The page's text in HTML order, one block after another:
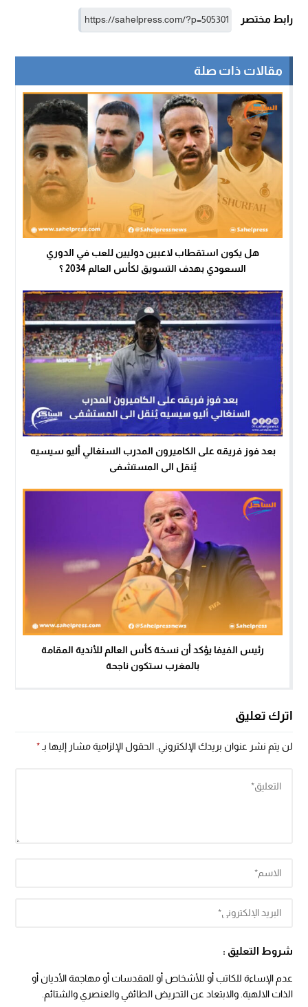
رابط مختصر
مقالات ذات صلة
هل يكون استقطاب لاعبين دوليين للعب في الدوري
السعودي بهدف التسويق لكأس العالم 2034 ؟
بعد فوز فريقه على الكاميرون المدرب السنغالي أليو سيسيه
يُنقل الى المستشفى
رئيس الفيفا يؤكد أن نسخة كأس العالم للأندية المقامة
بالمغرب ستكون ناجحة
اترك تعليق
لن يتم نشر عنوان بريدك الإلكتروني. الحقول الإلزامية مشار إليها بـ*
شروط التعليق :
عدم الإساءة للكاتب أو للأشخاص أو للمقدسات أو مهاجمة الأديان أو
الذات الالهية. والابتعاد عن التحريض الطائفي والعنصري والشتائم.